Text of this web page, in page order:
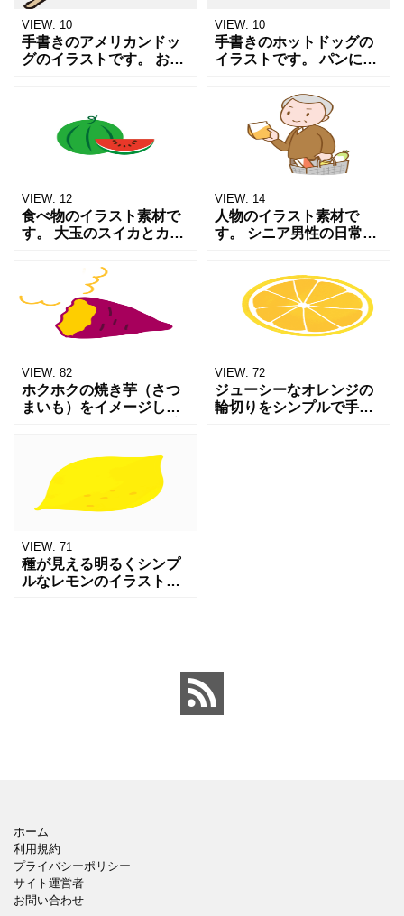
VIEW: 10
手書きのアメリカンドッ
グのイラストです。 お祭
食、おやつなどの記事や
チラシのワンポイントに
VIEW: 10
手書きのホットドッグの
イラストです。 パンには
プルにケチャップとマス
タードのトッピングをし
たものです。 パンや軽食
などについての記事やチ
VIEW: 12
食べ物のイラスト素材で
す。 大玉のスイカとカッ
です。 夏のイメージのイ
ラストとしてご利用いた
だければと思います。
JPG PNG PDf素
VIEW: 14
人物のイラスト素材で
す。 シニア男性の日常を
で食品の買い出しをする
様子です。 ワンポイント
イラストにご利用いただ
VIEW: 82
ホクホクの焼き芋（さつ
まいも）をイメージした
り、温かさ・美味しさ・
秋の季節感を感じさせま
す。 秋のイベントなどの
告
VIEW: 72
ジューシーなオレンジの
輪切りをシンプルで手描
VIEW: 71
種が見える明るくシンプ
ルなレモンのイラストで
ホーム
利用規約
プライバシーポリシー
サイト運営者
お問い合わせ